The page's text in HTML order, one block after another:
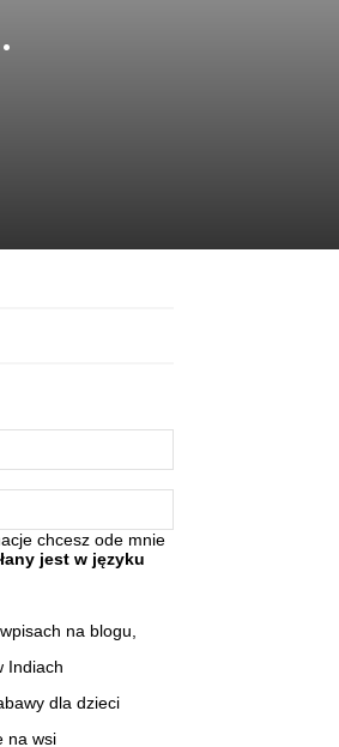
chcesz ode mnie
jest w języku
na blogu,
Indiach
dla dzieci
na wsi